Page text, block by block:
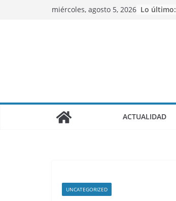
miércoles, agosto 5, 2026 Lo último:
ACTUALIDAD
UNCATEGORIZED